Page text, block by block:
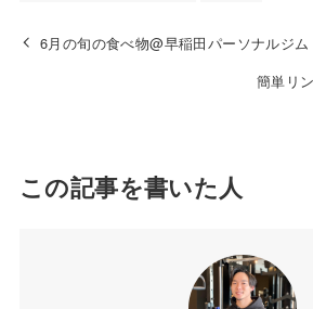
6月の旬の食べ物@早稲田パーソナルジム
簡単リ
この記事を書いた人